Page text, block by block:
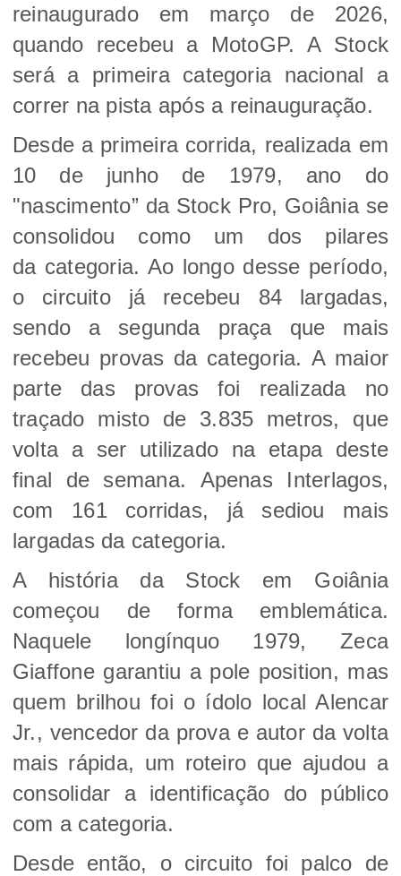
reinaugurado em março de 2026,
quando recebeu a MotoGP. A Stock
será a primeira categoria nacional a
correr na pista após a reinauguração.
Desde a primeira corrida, realizada em
10 de junho de 1979, ano do
"nascimento” da Stock Pro, Goiânia se
consolidou como um dos pilares
da categoria. Ao longo desse período,
o circuito já recebeu 84 largadas,
sendo a segunda praça que mais
recebeu provas da categoria.A maior
parte das provas foi realizada no
traçado misto de 3.835 metros, que
volta a ser utilizado na etapa deste
final de semana. Apenas Interlagos,
com 161 corridas, já sediou mais
largadas da categoria.
A história da Stock em Goiânia
começou de forma emblemática.
Naquele longínquo 1979, Zeca
Giaffone garantiu a pole position, mas
quem brilhou foi o ídolo local Alencar
Jr., vencedor da prova e autor da volta
mais rápida, um roteiro que ajudou a
consolidar a identificação do público
com a categoria.
Desde então, o circuito foi palco de